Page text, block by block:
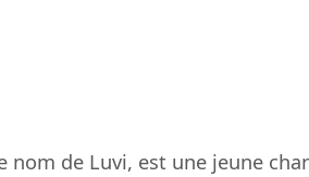
de Luvi, est une jeune